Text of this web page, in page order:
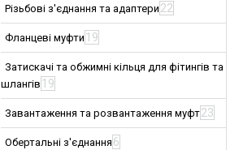
Різьбові з'єднання та адаптери 22
Фланцеві муфти 19
Затискачі та обжимні кільця для фітингів та
шлангів 19
Завантаження та розвантаження муфт23
Обертальні з'єднання 6